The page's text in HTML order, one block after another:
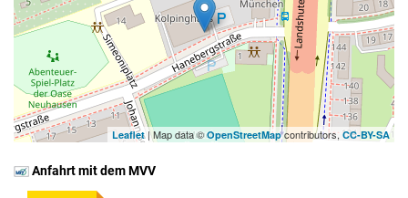
Leaflet| Map data ©OpenStreetMapcontributors, CC-BY-SA
Anfahrt mit dem MVV